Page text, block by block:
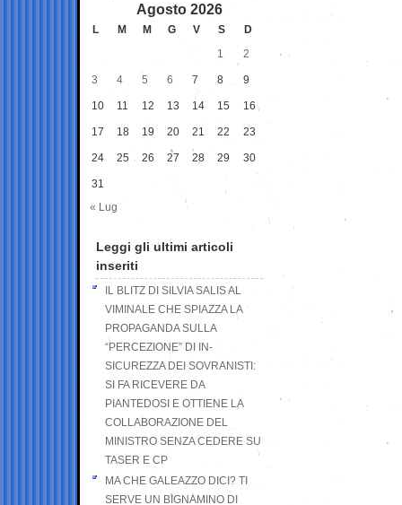
Agosto 2026
L M M G V S
D
1
2
3 4 5 6 7 8 9
10 11 12 13 14 15 16
17 18 19 20 21 22 23
24 25 26 27 28 29 30
31
« Lug
Leggi gli ultimi articoli
inseriti
IL BLITZ DI SILVIA SALIS AL
VIMINALE CHE SPIAZZA LA
PROPAGANDA SULLA
“PERCEZIONE” DI IN-
SICUREZZA DEI SOVRANISTI:
SI FA RICEVERE DA
PIANTEDOSI E OTTIENE LA
COLLABORAZIONE DEL
MINISTRO SENZA CEDERE SU
TASER E CP
MA CHE GALEAZZO DICI? TI
SERVE UN BIGNAMINO DI